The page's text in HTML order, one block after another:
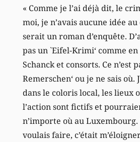
« Comme je l’ai déjà dit, le
moi, je n’avais aucune idée
serait un roman d’enquête.
pas un `Eifel-Krimi‘ comme
Schanck et consorts. Ce n’est
Remerschen‘ ou je ne sais où.
dans le coloris local, les lieux
l’action sont fictifs et
n’importe où au Luxembourg.
voulais faire, c’était